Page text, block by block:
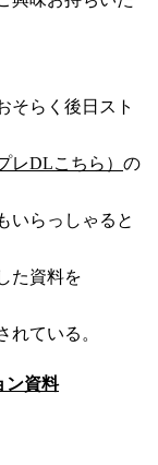
そらく後日スト
レDLこちら） の
いらっしゃると
た資料を
れている。
ン資料